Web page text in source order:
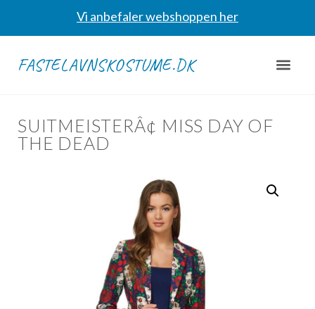
Vi anbefaler webshoppen her
FASTELAVNSKOSTUME.DK
SUITMEISTERÂ¢ MISS DAY OF
THE DEAD